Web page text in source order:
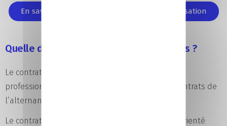
En savoir plus sur le contrat de professionnalisation
Quelle différence entre les deux contrats ?
Le contrat d’apprentissage et le contrat de
professionnalisation sont les deux principaux contrats de
l’alternance.
Le contrat d’apprentissage est principalement orienté